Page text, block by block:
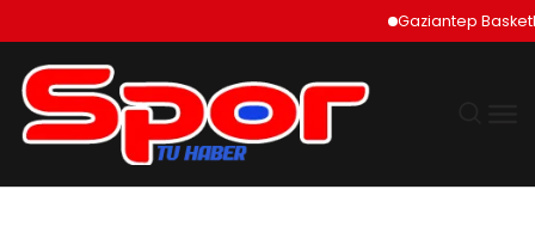
Gaziantep Basketbol